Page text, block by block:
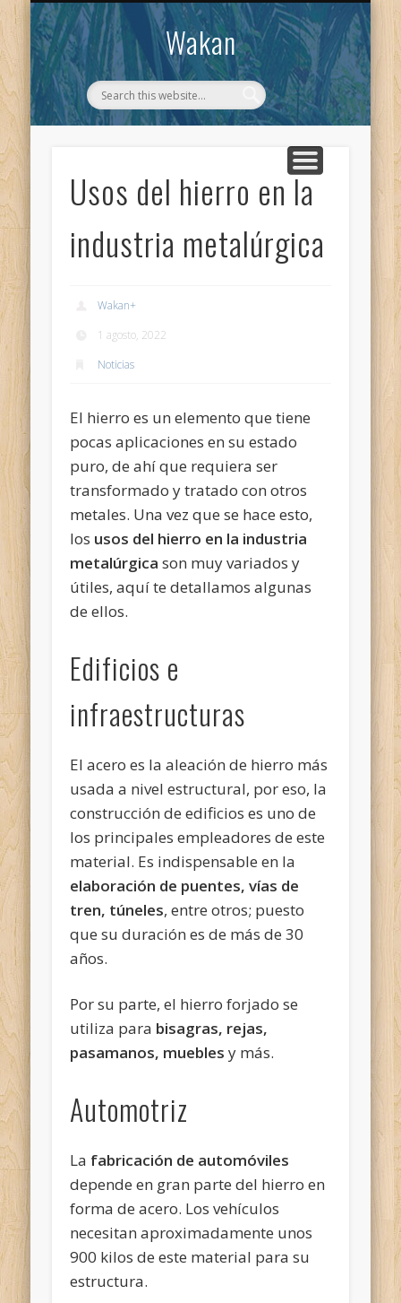
Wakan
WAKAN
CONTACTO
Usos del hierro en la
industria metalúrgica
Wakan+
1 agosto, 2022
Noticias
El hierro es un elemento que tiene
pocas aplicaciones en su estado
puro, de ahí que requiera ser
transformado y tratado con otros
metales. Una vez que se hace esto,
los usos del hierro en la industria
metalúrgica son muy variados y
útiles, aquí te detallamos algunas
de ellos.
Edificios e
infraestructuras
El acero es la aleación de hierro más
usada a nivel estructural, por eso, la
construcción de edificios es uno de
los principales empleadores de este
material. Es indispensable en la
elaboración de puentes, vías de
tren, túneles, entre otros; puesto
que su duración es de más de 30
años.
Por su parte, el hierro forjado se
utiliza para bisagras, rejas,
pasamanos, muebles y más.
Automotriz
La fabricación de automóviles
depende en gran parte del hierro en
forma de acero. Los vehículos
necesitan aproximadamente unos
900 kilos de este material para su
estructura.